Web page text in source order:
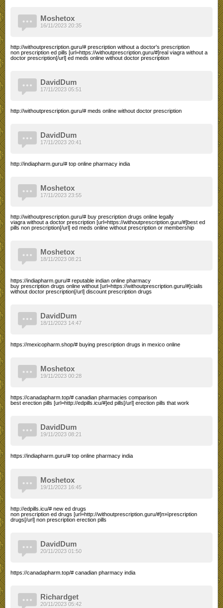
Moshetox
http://withoutprescription.guru/# prescription without a doctor's prescription
non prescription ed pills [url=https://withoutprescription.guru/#]real viagra without a
doctor prescription[/url] ed meds online without doctor prescription
16/11/2023 20:35
DavidDum
http://withoutprescription.guru/# meds online without doctor prescription
17/11/2023 05:51
DavidDum
http://indiapharm.guru/# top online pharmacy india
17/11/2023 20:41
Moshetox
http://withoutprescription.guru/# buy prescription drugs online legally
viagra without a doctor prescription [url=https://withoutprescription.guru/#]best ed
pills non prescription[/url] ed meds online without prescription or membership
17/11/2023 23:55
Moshetox
https://indiapharm.guru/# reputable indian online pharmacy
buy prescription drugs online without [url=https://withoutprescription.guru/#]cialis
without doctor prescription[/url] discount prescription drugs
18/11/2023 08:21
DavidDum
https://mexicopharm.shop/# buying prescription drugs in mexico online
18/11/2023 14:47
Moshetox
https://canadapharm.top/# canadian pharmacies comparison
best erection pills [url=http://edpills.icu/#]ed pills[/url] erection pills that work
19/11/2023 00:28
DavidDum
https://indiapharm.guru/# top online pharmacy india
19/11/2023 08:21
Moshetox
http://edpills.icu/# new ed drugs
non prescription ed drugs [url=http://withoutprescription.guru/#]п»їprescription
drugs[/url] non prescription erection pills
19/11/2023 16:45
DavidDum
https://canadapharm.top/# canadian pharmacy india
20/11/2023 01:50
Richardget
20/11/2023 05:42